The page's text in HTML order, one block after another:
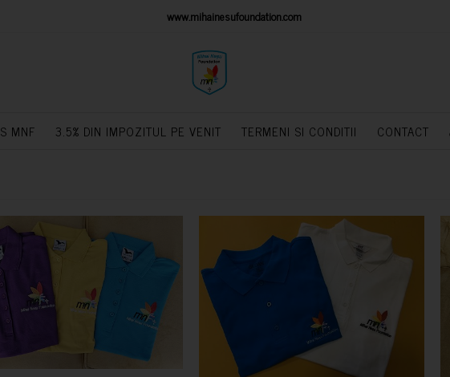
PLATFORM www.mihainesufoundation.com powered by
MNF 3.5% DIN IMPOZITUL PE VENIT TERMENI SI CONDITII CONTACT
CUMPARA